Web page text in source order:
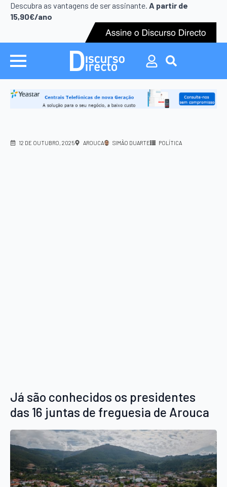
Descubra as vantagens de ser assinante. A partir de
15,90€/ano
Search
for:
Search
12 DE OUTUBRO, 2025 AROUCA SIMÃO DUARTE POLÍTICA
Já são conhecidos os presidentes
das 16 juntas de freguesia de Arouca